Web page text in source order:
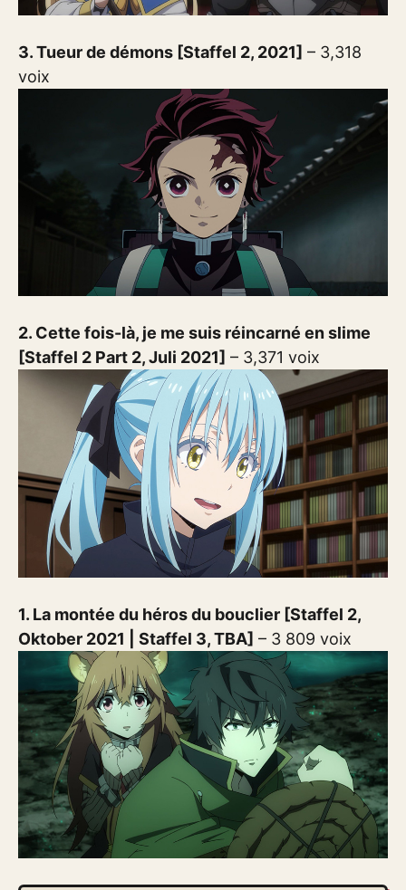
3. Tueur de démons [Staffel 2, 2021] – 3,318
voix
2. Cette fois-là, je me suis réincarné en slime
[Staffel 2 Part 2, Juli 2021] – 3,371 voix
1. La montée du héros du bouclier [Staffel 2,
Oktober 2021 | Staffel 3, TBA] – 3 809 voix